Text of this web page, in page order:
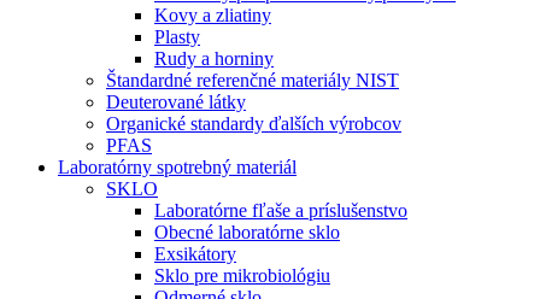
Kovy a zliatiny
Plasty
Rudy a horniny
Štandardné referenčné materiály NIST
Deuterované látky
Organické standardy ďalších výrobcov
PFAS
Laboratórny spotrebný materiál
SKLO
Laboratórne fľaše a príslušenstvo
Obecné laboratórne sklo
Exsikátory
Sklo pre mikrobiológiu